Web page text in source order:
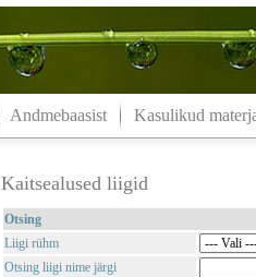
Andmebaasist Kasulikud
Kaitsealused liigid
Otsing
Liigi rühm
Otsing liigi nime järgi